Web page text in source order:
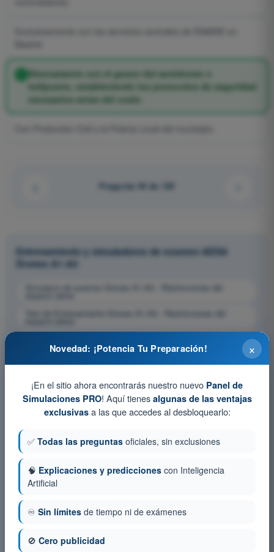
Directamente con el gestor del aeródromo o
helipuerto, estableciendo los protocolos de seguridad
necesarios antes del vuelo.
Pregunta 44 de 120
Entrenamiento y simuladores de examen AESA
Drones A1-A3
Simulacro de examen Drones A1-A3 - Restricciones del
Test de Entrenamiento Drones A1-A3 - Restricciones del
×
Novedad: ¡Potencia Tu Preparación!
¡En el sitio ahora encontrarás nuestro nuevo Panel de
Simulaciones PRO! Aquí tienes algunas de las ventajas
exclusivasa las que accedes al desbloquearlo:
✅ Todas las preguntas oficiales, sin exclusiones
🧠 Explicaciones y predicciones con Inteligencia
Artificial
♾️ Sin límites de tiempo ni de exámenes
🚫 Cero publicidad